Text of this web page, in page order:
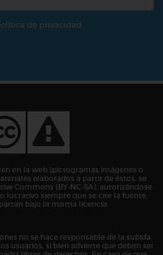
de privacidad
en la web (pictogramas,imágenes o
elaborados a partir de éstos, se
Commons (BY-NC-SA), autorizándose
lucrativo siempre que se cite la fuente,
bajo la misma licencia.
no se hace responsable de la subida
usuarios, si bien advierte que deben ser